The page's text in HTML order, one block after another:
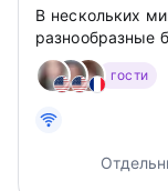
В нескольких
разнообразные
Синтагма
гости